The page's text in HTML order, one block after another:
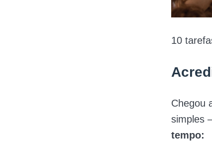
10
Chegou
simples
tempo: